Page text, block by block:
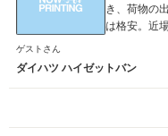
き、荷物の
は格安。近
ゲストさん
ダイハツ ハイゼットバン